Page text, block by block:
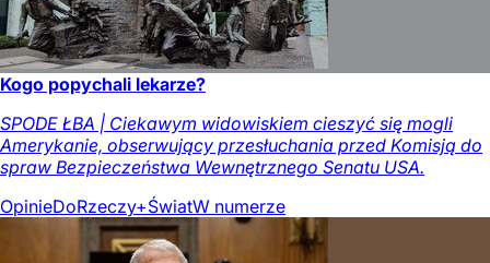
Kogo popychali lekarze?
SPODE ŁBA | Ciekawym widowiskiem cieszyć się mogli
Amerykanie, obserwujący przesłuchania przed Komisją do
spraw Bezpieczeństwa Wewnętrznego Senatu USA.
OpinieDoRzeczy+ŚwiatW numerze